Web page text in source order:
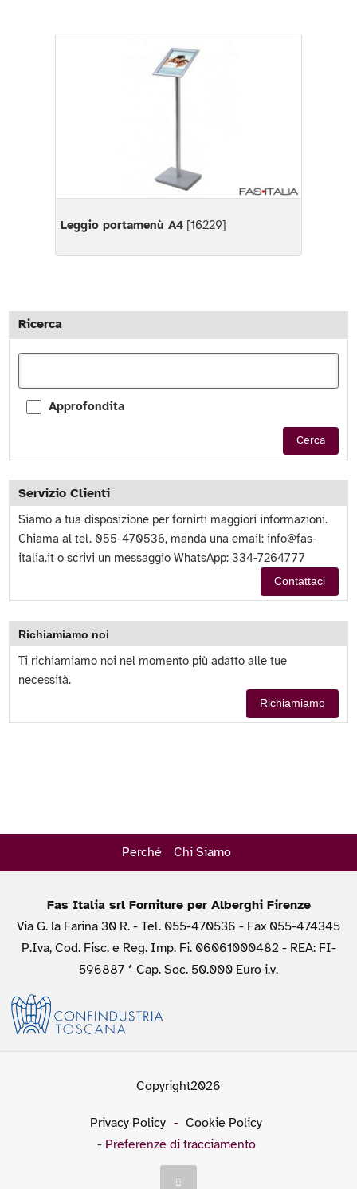
Leggio portamenù A4 [16229]
Ricerca
Approfondita
Cerca
Servizio Clienti
Siamo a tua disposizione per fornirti maggiori informazioni.
Chiama al tel. 055-470536, manda una email:info@fas-
italia.it o scrivi un messaggio WhatsApp: 334-7264777
Contattaci
Richiamiamo noi
Ti richiamiamo noi nel momento più adatto alle tue
necessità.
Richiamiamo
Perché Chi Siamo
Fas Italia srl Forniture per Alberghi Firenze
Via G. la Farina 30 R. - Tel. 055-470536 - Fax 055-474345
P.Iva, Cod. Fisc. e Reg. Imp. Fi. 06061000482 - REA: FI-
596887 * Cap. Soc. 50.000 Euro i.v.
Copyright2026
Privacy Policy - Cookie Policy
- Preferenze di tracciamento